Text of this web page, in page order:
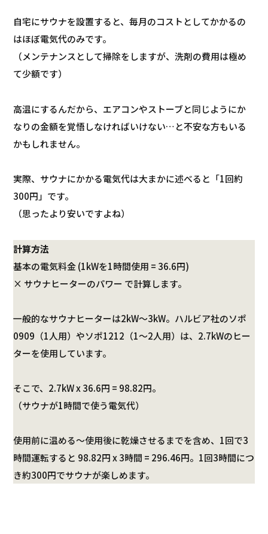
自宅にサウナを設置すると、毎月のコストとしてかかるの
はほぼ電気代のみです。
（メンテナンスとして掃除をしますが、洗剤の費用は極め
て少額です）
高温にするんだから、エアコンやストーブと同じようにか
なりの金額を覚悟しなければいけない…と不安な方もいる
かもしれません。
実際、サウナにかかる電気代は大まかに述べると「1回約
300円」です。
（思ったより安いですよね）
計算方法
基本の電気料金 (1kWを1時間使用 = 36.6円)
× サウナヒーターのパワー で計算します。
一般的なサウナヒーターは2kW～3kW。ハルビア社のソポ
0909（1人用）やソポ1212（1～2人用）は、2.7kWのヒー
ターを使用しています。
そこで、2.7kW x 36.6円 = 98.82円。
（サウナが1時間で使う電気代）
使用前に温める～使用後に乾燥させるまでを含め、1回で3
時間運転すると 98.82円 x 3時間 = 296.46円。1回3時間につ
き約300円でサウナが楽しめます。